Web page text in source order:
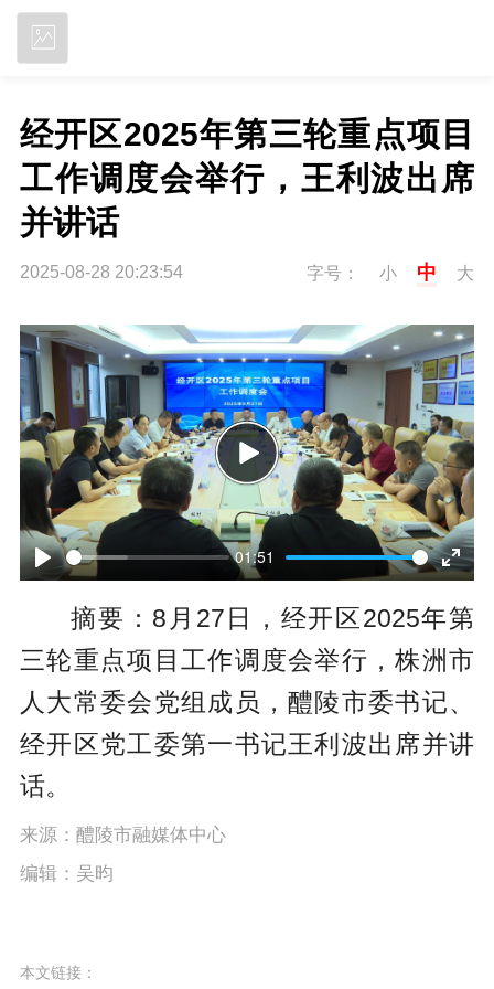
经开区2025年第三轮重点项目
工作调度会举行，王利波出席
并讲话
2025-08-28 20:23:54 字号： 小 中 大
P
a
y
01:51
E
n
t
e
r
P
l
a
摘要：8月27日，经开区2025年第
三轮重点项目工作调度会举行，株洲市
人大常委会党组成员，醴陵市委书记、
经开区党工委第一书记王利波出席并讲
话。
来源：醴陵市融媒体中心
编辑：吴昀
本文链接：